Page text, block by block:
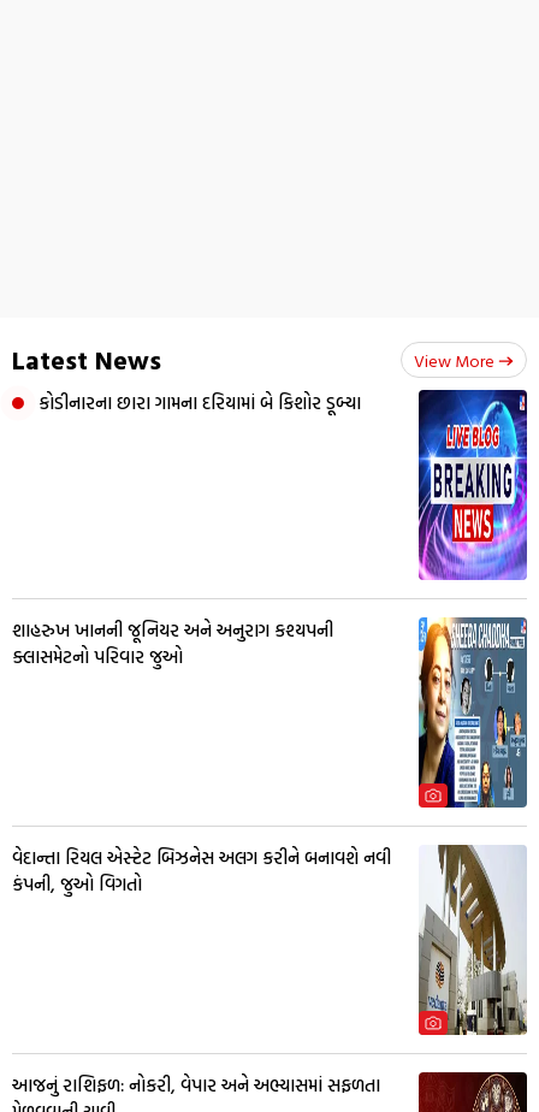
Latest News View More
કોડીનારના છારા ગામના દરિયામાં બે કિશોર ડૂબ્યા
શાહરુખ ખાનની જૂનિયર અને અનુરાગ કશ્યપની
ક્લાસમેટનો પરિવાર જુઓ
વેદાન્તા રિયલ એસ્ટેટ બિઝનેસ અલગ કરીને બનાવશે નવી
કંપની, જુઓ વિગતો
આજનું રાશિફળ: નોકરી, વેપાર અને અભ્યાસમાં સફળતા